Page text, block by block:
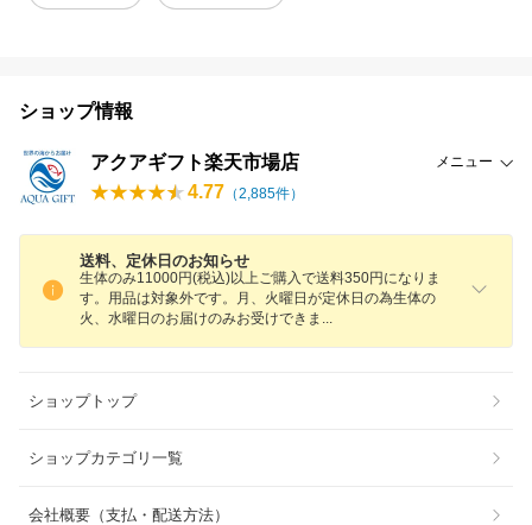
ショップ情報
アクアギフト楽天市場店 メニュー
4.77 （2,885件）
送料、定休日のお知らせ
生体のみ11000円(税込)以上ご購入で送料350円になりま
す。用品は対象外です。月、火曜日が定休日の為生体の
火、水曜日のお届けのみお受けでき ま
ショップトップ
ショップカテゴリ一覧
会社概要（支払・配送方法）